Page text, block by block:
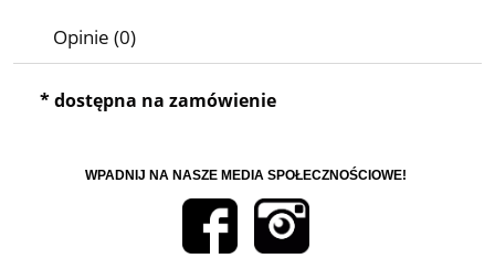
Opinie (0)
* dostępna na zamówienie
WPADNIJ NA NASZE MEDIA SPOŁECZNOŚCIOWE!